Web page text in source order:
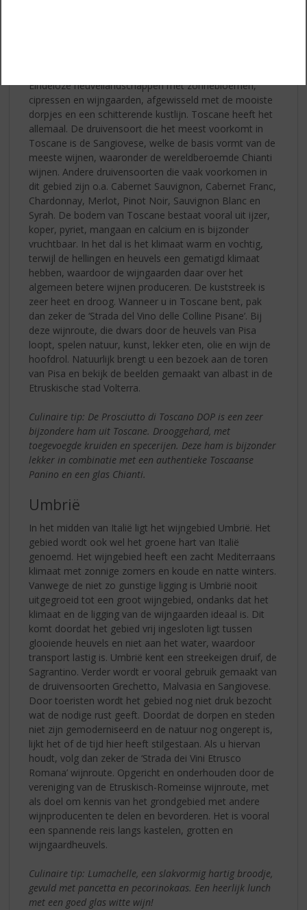
Eindeloze heuvellandschappen met zonnebloemen,
cipressen en wijngaarden, afgewisseld met de mooiste
dorpjes en een schitterende kustlijn. Toscane heeft het
allemaal. De druivensoort die het meest voorkomt in
Toscane is de Sangiovese, welke de basis vormt van de
meeste wijnen, waaronder de wereldberoemde Chianti
wijnen. Andere druivensoorten die vaak voorkomen in
dit gebied zijn o.a. Cabernet Sauvignon, Cabernet Franc,
Chardonnay, Merlot, Pinot Noir, Sauvignon Blanc en
Syrah. De bodem van Toscane bestaat vooral uit ijzer,
koper, pyriet, mangaan en calcium en is bijzonder
vruchtbaar. In het dal is het klimaat warm en vochtig,
terwijl de hellingen en heuvels een gematigd klimaat
hebben, waardoor de wijngaarden daar over het
algemeen betere wijnen produceren. De kuststreek is
zeer heet en droog. Wanneer u in Toscane bent, pak
dan zeker de ‘Strada del Vino delle Colline Pisane’. Bij
deze wijnroute, die dwars door de heuvels van Pisa
loopt, spelen natuur, kunst, lekker eten, olie en wijn de
hoofdrol. Natuurlijk brengt u een bezoek aan de toren
van Pisa en bekijk de beelden gemaakt van albast in de
Etruskische stad Volterra.
Culinaire tip: De Prosciutto di Toscano DOP is een zeer
bijzondere ham uit Toscane. Drooggehard, met
toegevoegde kruiden en specerijen. Deze ham is bijzonder
lekker in combinatie met een authentieke Toscaanse
Panino en een glas Chianti.
Umbrië
In het midden van Italië ligt het wijngebied Umbrië. Het
gebied wordt ook wel het groene hart van Italië
genoemd. Het wijngebied heeft een zacht Mediterraans
klimaat met zonnige zomers en koude en natte winters.
Vanwege de niet zo gunstige ligging is Umbrië nooit
uitgegroeid tot een groot wijngebied, ondanks dat het
klimaat en de ligging van de wijngaarden ideaal is. Dit
komt doordat het gebied vrij ingesloten ligt tussen
glooiende heuvels en niet aan het water, waardoor
transport lastig is. Umbrië kent een streekeigen druif, de
Sagrantino. Verder wordt er vooral gebruik gemaakt van
de druivensoorten Grechetto, Malvasia en Sangiovese.
Door toeristen wordt het gebied nog niet druk bezocht
wat de nodige rust geeft. Doordat de dorpen en steden
niet zijn gemoderniseerd en de natuur nog ongerept is,
lijkt het of de tijd hier heeft stilgestaan. Als u hiervan
houdt, volg dan zeker de ‘Strada dei Vini Etrusco
Romana’ wijnroute. Opgericht en onderhouden door de
vereniging van de Etruskisch-Romeinse wijnroute, met
als doel om kennis van het grondgebied met andere
wijnproducenten te delen en bevorderen. Het is vooral
een spannende reis langs kastelen, grotten en
wijngaardheuvels.
Culinaire tip: Lumachelle, een slakvormig hartig broodje,
gevuld met pancetta en pecorinokaas. Een heerlijk lunch
met een goed glas witte wijn!